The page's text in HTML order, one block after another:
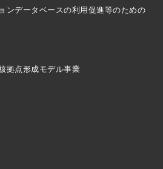
ンデータベースの利用促進等のための
拠点形成モデル事業